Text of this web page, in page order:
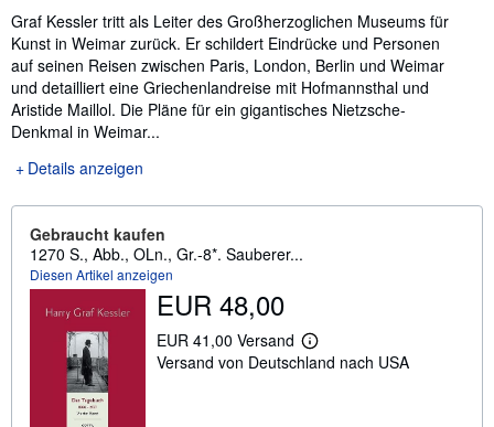
Graf Kessler tritt als Leiter des Großherzoglichen Museums für
Kunst in Weimar zurück. Er schildert Eindrücke und Personen
auf seinen Reisen zwischen Paris, London, Berlin und Weimar
und detailliert eine Griechenlandreise mit Hofmannsthal und
Aristide Maillol. Die Pläne für ein gigantisches Nietzsche-
Denkmal in Weimar...
Details anzeigen
Gebraucht kaufen
1270 S., Abb., OLn., Gr.-8*. Sauberer...
Diesen Artikel anzeigen
EUR 48,00
EUR 41,00 Versand
W
e
Versand von Deutschland nach USA